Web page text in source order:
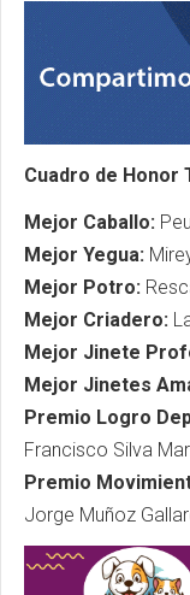
Cuadro de Honor
Mejor Caballo:
Mejor Yegua:
Mejor Potro:
Mejor Criadero:
Mejor Jinete
Mejor Jinetes
Premio Logro
Francisco Silva
Premio
Jorge Muñoz